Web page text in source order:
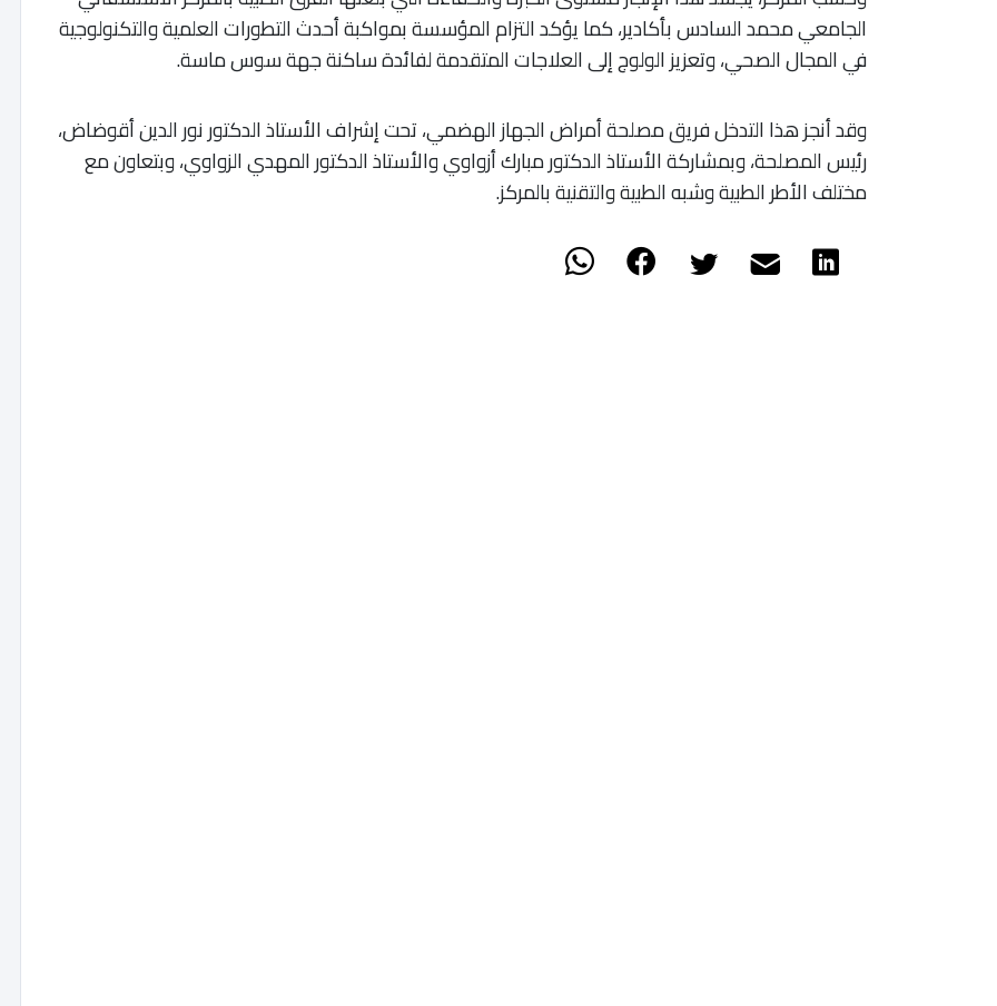
الجامعي محمد السادس بأكادير، كما يؤكد التزام المؤسسة بمواكبة أحدث التطورات العلمية والتكنولوجية
في المجال الصحي، وتعزيز الولوج إلى العلاجات المتقدمة لفائدة ساكنة جهة سوس ماسة.
وقد أنجز هذا التدخل فريق مصلحة أمراض الجهاز الهضمي، تحت إشراف الأستاذ الدكتور نور الدين أقوضاض،
رئيس المصلحة، وبمشاركة الأستاذ الدكتور مبارك أزواوي والأستاذ الدكتور المهدي الزواوي، وبتعاون مع
مختلف الأطر الطبية وشبه الطبية والتقنية بالمركز.